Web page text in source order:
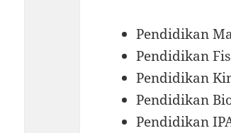
Pendidikan
Pendidikan
Pendidikan
Pendidikan
Pendidikan